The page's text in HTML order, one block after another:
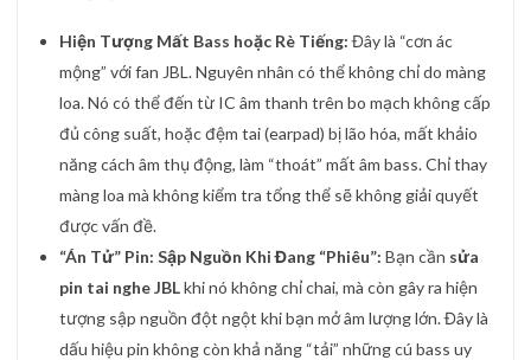
Hiện Tượng Mất Bass hoặc Rè Tiếng:Đây là “cơn ác
mộng” với fan JBL. Nguyên nhân có thể không chỉ do màng
loa. Nó có thể đến từ IC âm thanh trên bo mạch không cấp
đủ công suất, hoặc đệm tai (earpad) bị lão hóa, mất khảio
năng cách âm thụ động, làm “thoát” mất âm bass. Chỉ thay
màng loa mà không kiểm tra tổng thể sẽ không giải quyết
được vấn đề.
“Án Tử” Pin: Sập Nguồn Khi Đang “Phiêu”: Bạn cần sửa
pin tai nghe JBLkhi nó không chỉ chai, mà còn gây ra hiện
tượng sập nguồn đột ngột khi bạn mở âm lượng lớn. Đây là
dấu hiệu pin không còn khả năng “tải” những cú bass uy